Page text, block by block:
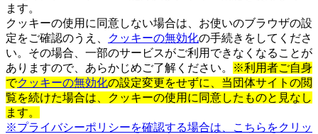
ます。
クッキーの使用に同意しない場合は、お使いのブラウザの設
定をご確認のうえ、
クッキーの無効化の手続きをしてくださ
い。その場合、一部のサービスがご利用できなくなることが
ありますので、あらかじめご了解ください。
※利用者ご自身
でクッキーの無効化の設定変更をせずに、当団体サイトの閲
覧を続けた場合は、クッキーの使用に同意したものと見なし
ます。
※プライバシーポリシーを確認する場合は、こちらをクリッ